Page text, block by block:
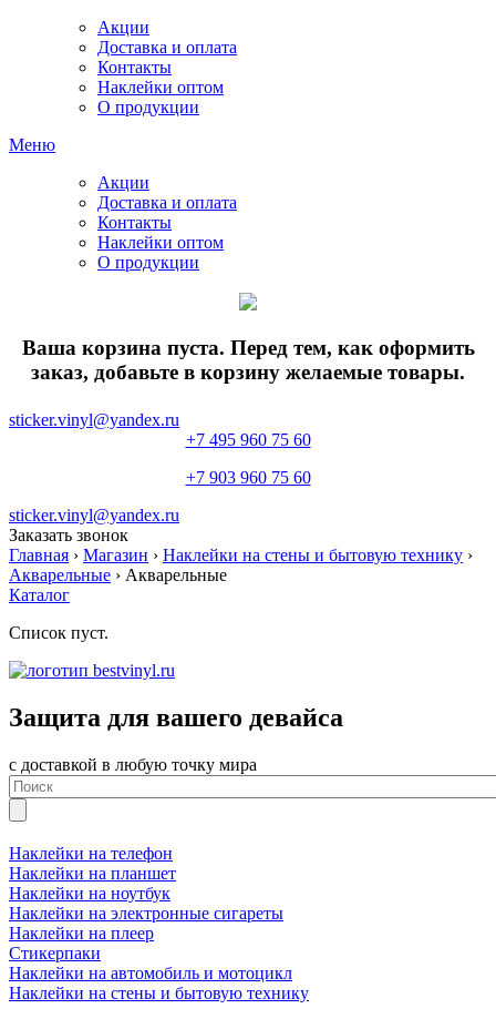
Акции
Доставка и оплата
Контакты
Наклейки оптом
О продукции
Меню
Акции
Доставка и оплата
Контакты
Наклейки оптом
О продукции
Ваша корзина пуста. Перед тем, как оформить
заказ, добавьте в корзину желаемые товары.
sticker.vinyl@yandex.ru
+7 495 960 75 60
+7 903 960 75 60
sticker.vinyl@yandex.ru
Заказать звонок
Главная › Магазин › Наклейки на стены и бытовую технику ›
Акварельные › Акварельные
Каталог
Список пуст.
Защита для вашего девайса
с доставкой в любую точку мира
Наклейки на телефон
Наклейки на планшет
Наклейки на ноутбук
Наклейки на электронные сигареты
Наклейки на плеер
Стикерпаки
Наклейки на автомобиль и мотоцикл
Наклейки на стены и бытовую технику